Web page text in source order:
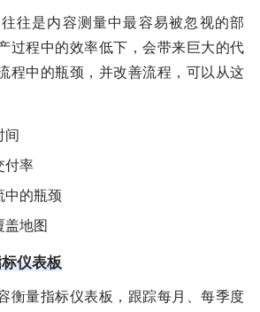
往是内容测量中最容易被忽视的部
过程中的效率低下，会带来巨大的代
程中的瓶颈，并改善流程，可以从这
间
付率
中的瓶颈
盖地图
仪表板
衡量指标仪表板，跟踪每月、每季度